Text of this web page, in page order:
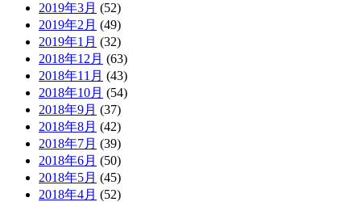
2019年3月 (52)
2019年2月 (49)
2019年1月 (32)
2018年12月 (63)
2018年11月 (43)
2018年10月 (54)
2018年9月 (37)
2018年8月 (42)
2018年7月 (39)
2018年6月 (50)
2018年5月 (45)
2018年4月 (52)